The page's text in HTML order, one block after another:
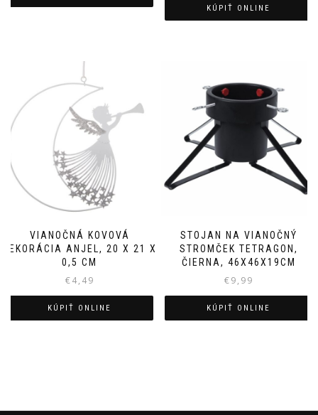
KÚPIŤ ONLINE
VIANOČNÁ KOVOVÁ
DEKORÁCIA ANJEL, 20 X 21 X
0,5 CM
€4,49
KÚPIŤ ONLINE
STOJAN NA VIANOČNÝ
STROMČEK TETRAGON,
ČIERNA, 46X46X19CM
€9,99
KÚPIŤ ONLINE